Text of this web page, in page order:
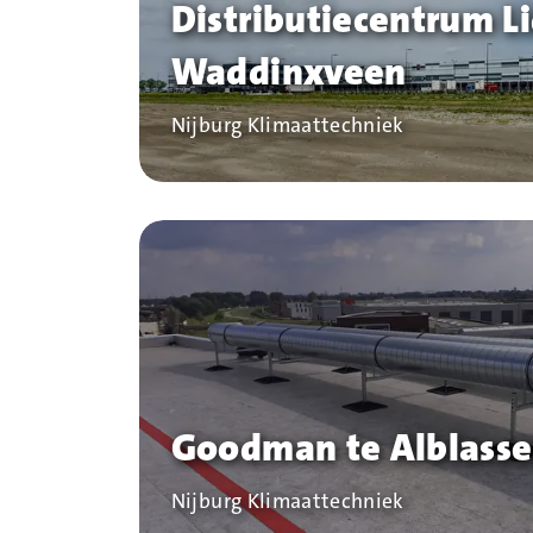
Distributiecentrum
Waddinxveen
Bedrijf
Nijburg Klimaattechniek
Goodman te
Bedrijf
Nijburg Klimaattechniek